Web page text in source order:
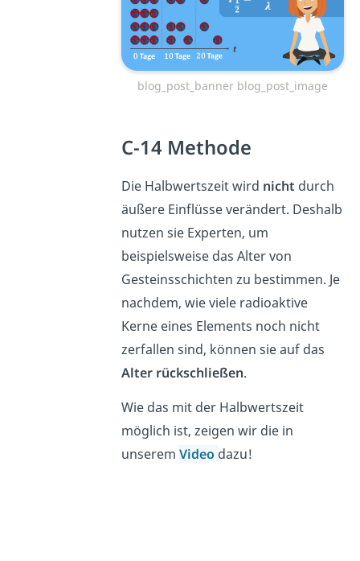
blog_post_banner blog_post_image
C-14 Methode
Die Halbwertszeit wird nicht durch
äußere Einflüsse verändert. Deshalb
nutzen sie Experten, um
beispielsweise das Alter von
Gesteinsschichten zu bestimmen. Je
nachdem, wie viele radioaktive
Kerne eines Elements noch nicht
zerfallen sind, können sie auf das
Alter rückschließen.
Wie das mit der Halbwertszeit
möglich ist, zeigen wir die in
unserem Video dazu!